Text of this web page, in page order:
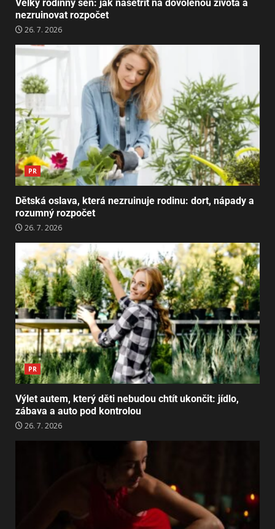
Velký rodinný sen: jak našetřit na dovolenou života a
nezruinovat rozpočet
26. 7. 2026
PR
Dětská oslava, která nezruinuje rodinu: dort, nápady a
rozumný rozpočet
26. 7. 2026
PR
Výlet autem, který děti nebudou chtít ukončit: jídlo,
zábava a auto pod kontrolou
26. 7. 2026